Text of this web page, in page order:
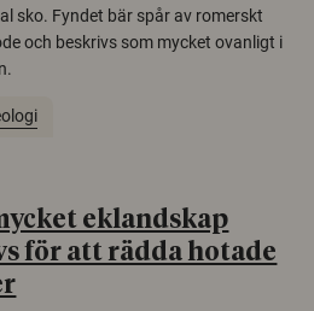
sko. Fyndet bär spår av romerskt
och beskrivs som mycket ovanligt i
eklandskap
för att rädda hotade